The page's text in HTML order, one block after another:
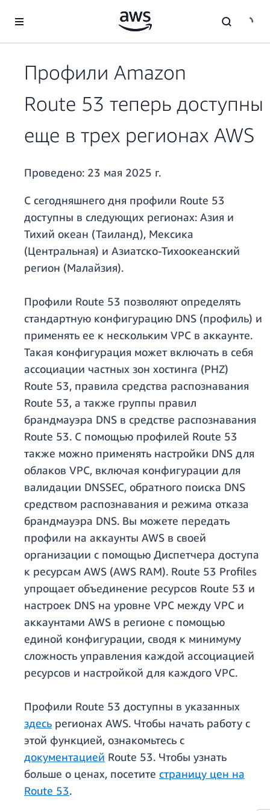
Перейти к главному контенту
Профили Amazon
Route 53 теперь доступны
еще в трех регионах AWS
Проведено: 23 мая 2025 г.
С сегодняшнего дня профили Route 53
доступны в следующих регионах: Азия и
Тихий океан (Таиланд), Мексика
(Центральная) и Азиатско-Тихоокеанский
регион (Малайзия).
Профили Route 53 позволяют определять
стандартную конфигурацию DNS (профиль) и
применять ее к нескольким VPC в аккаунте.
Такая конфигурация может включать в себя
ассоциации частных зон хостинга (PHZ)
Route 53, правила средства распознавания
Route 53, а также группы правил
брандмауэра DNS в средстве распознавания
Route 53. С помощью профилей Route 53
также можно применять настройки DNS для
облаков VPC, включая конфигурации для
валидации DNSSEC, обратного поиска DNS
средством распознавания и режима отказа
брандмауэра DNS. Вы можете передать
профили на аккаунты AWS в своей
организации с помощью Диспетчера доступа
к ресурсам AWS (AWS RAM). Route 53 Profiles
упрощает объединение ресурсов Route 53 и
настроек DNS на уровне VPC между VPC и
аккаунтами AWS в регионе с помощью
единой конфигурации, сводя к минимуму
сложность управления каждой ассоциацией
ресурсов и настройкой для каждого VPC.
Профили Route 53 доступны в указанных
здесь регионах AWS. Чтобы начать работу с
этой функцией, ознакомьтесь с
документацией Route 53. Чтобы узнать
больше о ценах, посетите страницу цен на
Route 53.